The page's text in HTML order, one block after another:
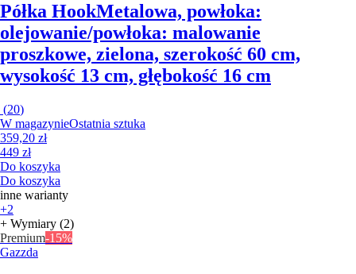
Półka HookMetalowa, powłoka:
olejowanie/powłoka: malowanie
proszkowe, zielona, szerokość 60 cm,
wysokość 13 cm, głębokość 16 cm
(20)
W magazynieOstatnia sztuka
359,20 zł
449 zł
Do koszyka
Do koszyka
inne warianty
+2
+ Wymiary (2)
Premium-15%
Gazzda